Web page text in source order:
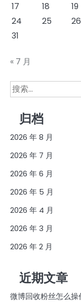
17
18 19
24
25 26
31
« 7 月
搜
索：
归档
2026 年 8 月
2026 年 7 月
2026 年 6 月
2026 年 5 月
2026 年 4 月
2026 年 3 月
2026 年 2 月
近期文章
微博回收粉丝怎么